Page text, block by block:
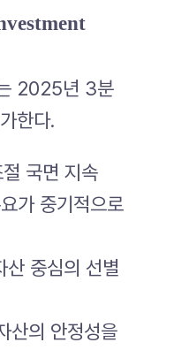
2025년 3분
한다.
국면 지속
가 중기적으로
중심의 선별
산의 안정성을